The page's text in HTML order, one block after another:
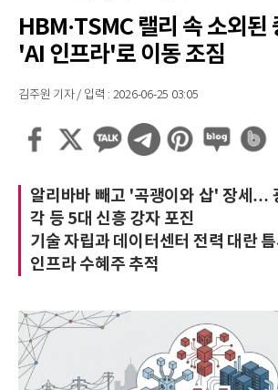
HBM·TSMC 랠리 속 소외
'AI 인프라'로 이동 조짐
김주원 기자 / 입력 : 2026-06-25 03:05
알리바바 빼고 '곡괭이와 삽' 장세…
각 등 5대 신흥 강자 포진
기술 자립과 데이터센터 전력 대란
인프라 수혜주 추적